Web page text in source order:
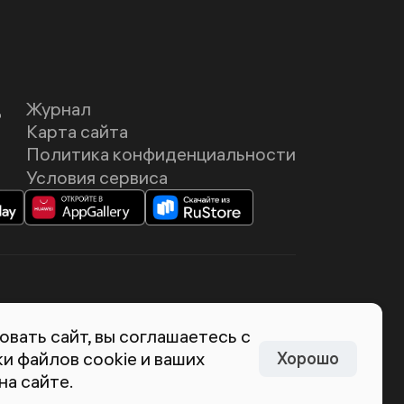
сайт, вы соглашаетесь с
файлов cookie и ваших
сайте.
Хорошо
Журнал
Карта сайта
Политика конфиденциальности
Условия сервиса
Лебедева